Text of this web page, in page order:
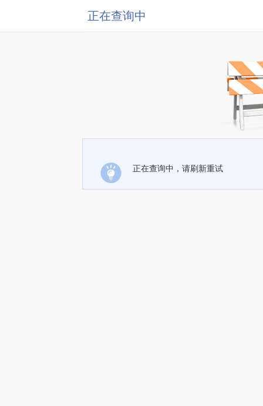
正在查询中
正在查询中，请刷新重试